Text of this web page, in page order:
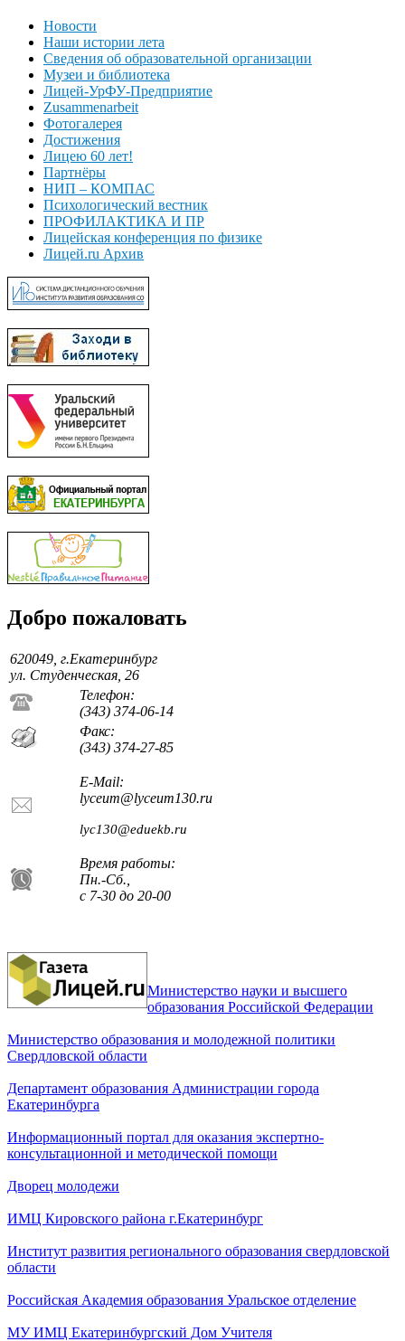
Новости
Наши истории лета
Сведения об образовательной организации
Музеи и библиотека
Лицей-УрФУ-Предприятие
Zusammenarbeit
Фотогалерея
Достижения
Лицею 60 лет!
Партнёры
НИП – КОМПАС
Психологический вестник
ПРОФИЛАКТИКА И ПР
Лицейская конференция по физике
Лицей.ru Архив
Добро пожаловать
620049, г.Екатеринбург
ул. Студенческая, 26
Телефон:
(343) 374-06-14
Факс:
(343) 374-27-85
E-Mail:
lyceum@lyceum130.ru
lyc130@eduekb.ru
Время работы:
Пн.-Сб.,
с 7-30 до 20-00
Министерство науки и высшего
образования Российской Федерации
Министерство образования и молодежной политики
Свердловской области
Департамент образования Администрации города
Екатеринбурга
Информационный портал для оказания экспертно-
консультационной и методической помощи
Дворец молодежи
ИМЦ Кировского района г.Екатеринбург
Институт развития регионального образования свердловской
области
Российская Академия образования Уральское отделение
МУ ИМЦ Екатеринбургский Дом Учителя